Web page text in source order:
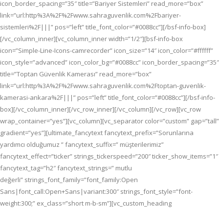
icon_border_spacing=”35″ title=”Bariyer Sistemleri” read_more=”box”
link=”url:http%3A%2F%2Fwww.sahraguvenlik.com%2Fbariyer-
sistemleri%2F|||” pos=”left” title_font_color=”#0088cc”][/bsf-info-box]
[/vc_column_inner][vc_column_inner width=”1/2″][bsf-info-box
icon=”Simple-Line-Icons-camrecorder” icon_size=”14″ icon_color=”#ffffff”
icon_style=”advanced” icon_color_bg=”#0088cc” icon_border_spacing=”35″
title=”Toptan Güvenlik Kamerası” read_more=”box”
link=”url:http%3A%2F%2Fwww.sahraguvenlik.com%2Ftoptan-guvenlik-
kamerasi-ankara%2F|||” pos=”left” title_font_color=”#0088cc”][/bsf-info-
box][/vc_column_inner][/vc_row_inner][/vc_column][/vc_row][vc_row
wrap_container=”yes”][vc_column][vc_separator color=”custom” gap=”tall”
gradient=”yes”][ultimate_fancytext fancytext_prefix=”Sorunlarına
yardımcı olduğumuz ” fancytext_suffix=” müşterilerimiz”
fancytext_effect=”ticker” strings_tickerspeed=”200″ ticker_show_items=”1″
fancytext_tag=”h2″ fancytext_strings=” mutlu
değerli” strings_font_family=”font_family:Open
Sans|font_call:Open+Sans|variant:300″ strings_font_style=”font-
weight:300;” ex_class=”short m-b-sm”][vc_custom_heading